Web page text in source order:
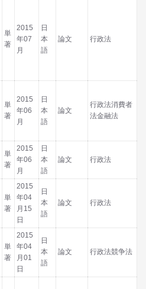
単
著
2015
年07
月
日
本
語
論文 行政法
単
著
2015
年06
月
日
本
語
論文
行政法消費者
法金融法
単
著
2015
年06
月
日
本
語
論文 行政法
単
著
2015
年04
月15
日
日
本
語
論文 行政法
単
著
2015
年04
月01
日
日
本
語
論文 行政法競争法